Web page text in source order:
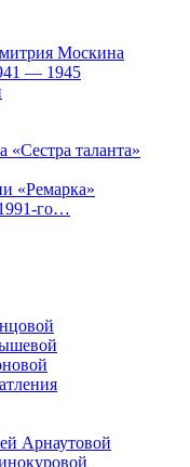
Москина
— 1945
«Сестра таланта»
«Ремарка»
го…
Арнаутовой